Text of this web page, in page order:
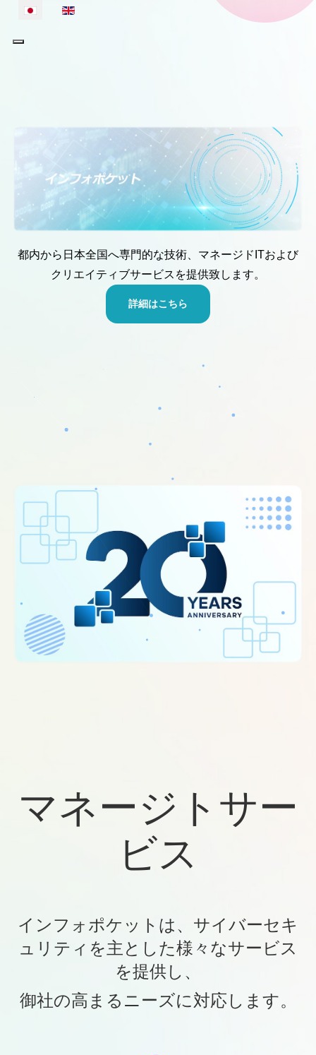
あなたが使う言語を選んでください
都内から日本全国へ専門的な技術、マネージドITおよび
クリエイティブサービスを提供致します。
詳細はこちら
マネージトサー
ビス
インフォポケットは、サイバーセキ
ュリティを主とした様々なサービス
を提供し、
御社の高まるニーズに対応します。